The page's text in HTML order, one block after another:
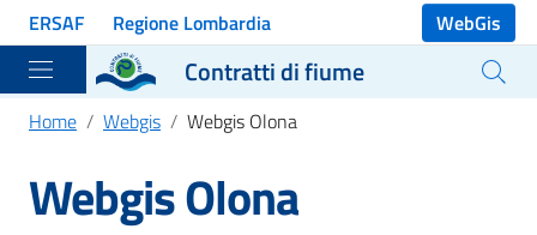
Vai ai contenuti
Vai al menu di navigazione
Vai al footer
ERSAF Regione Lombardia WebGis
Contratti di fiume
Home Webgis Webgis Olona
Webgis Olona